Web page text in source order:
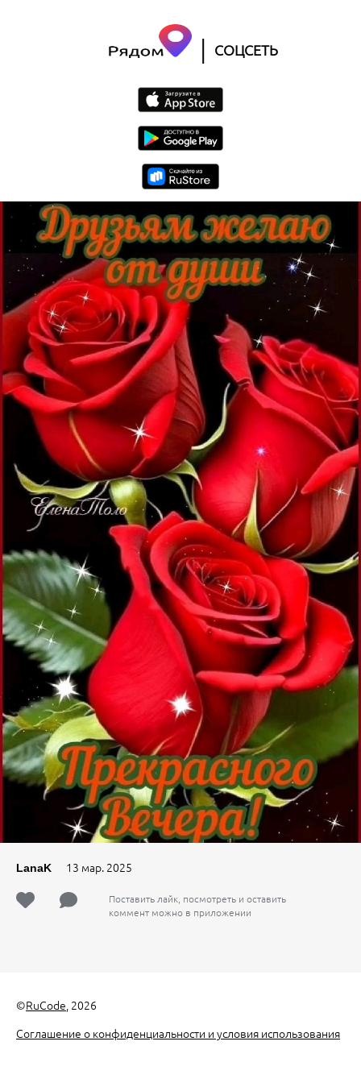
| СОЦСЕТЬ
LanaK 13 мар. 2025
Поставить лайк, посмотреть и оставить
коммент можно в приложении
©RuCode , 2026
Соглашение о конфиденциальности и условия использования